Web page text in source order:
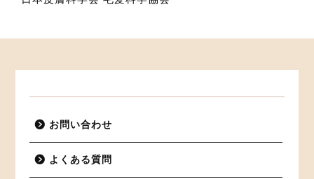
お問い合わせ
よくある質問